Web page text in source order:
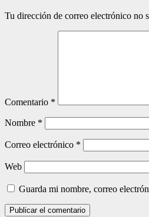
Tu dirección de correo electrónico no
Comentario *
Nombre *
Correo electrónico *
Web
Guarda mi nombre, correo